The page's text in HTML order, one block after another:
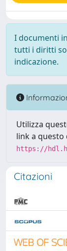
I documenti
tutti i diritti
indicazione.
Utilizza
link a
https://
Citazioni